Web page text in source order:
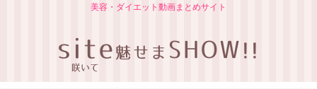
美容・ダイエット動画まとめサイト